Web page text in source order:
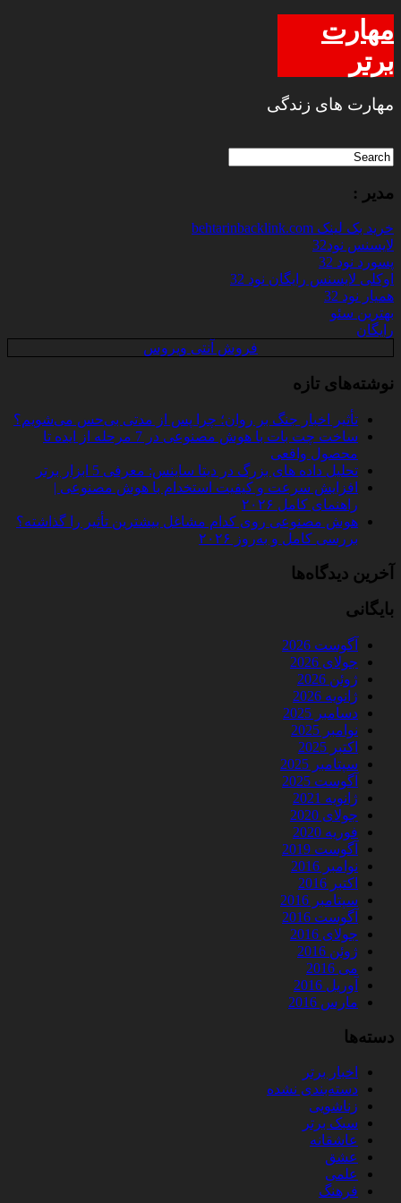
مهارت
برتر
مهارت های زندگی
مدیر :
خرید بک لینک behtarinbacklink.com
لایسنس نود32
پسورد نود 32
اوکلی لایسنس رایگان نود 32
همیار نود 32
بهترین سئو
رایگان
فروش آنتی ویروس
نوشته‌های تازه
تأثیر اخبار جنگ بر روان؛ چرا پس از مدتی بی‌حس می‌شویم؟
ساخت چت‌ بات با هوش مصنوعی در 7 مرحله از ایده تا
محصول واقعی
تحلیل داده‌ های بزرگ در دیتا ساینس: معرفی 5 ابزار برتر
افزایش سرعت و کیفیت استخدام با هوش مصنوعی |
راهنمای کامل ۲۰۲۶
هوش مصنوعی روی کدام مشاغل بیشترین تأثیر را گذاشته؟
بررسی کامل و به‌روز ۲۰۲۶
آخرین دیدگاه‌ها
بایگانی
آگوست 2026
جولای 2026
ژوئن 2026
ژانویه 2026
دسامبر 2025
نوامبر 2025
اکتبر 2025
سپتامبر 2025
آگوست 2025
ژانویه 2021
جولای 2020
فوریه 2020
آگوست 2019
نوامبر 2016
اکتبر 2016
سپتامبر 2016
آگوست 2016
جولای 2016
ژوئن 2016
می 2016
آوریل 2016
مارس 2016
دسته‌ها
اخبار برتر
دسته‌بندی نشده
زناشویی
سبک برتر
عاشقانه
عشق
علمی
فرهنگ